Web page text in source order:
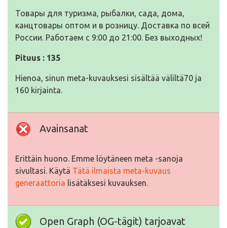
Товары для туризма, рыбалки, сада, дома,
канцтовары оптом и в розницу. Доставка по всей
России. Работаем с 9:00 до 21:00. Без выходных!
Pituus : 135
Hienoa, sinun meta-kuvauksesi sisältää väliltä70 ja
160 kirjainta.
Avainsanat
Erittäin huono. Emme löytäneen meta -sanoja
sivultasi. Käytä Tätä ilmaista meta-kuvaus
generaattoria lisätäksesi kuvauksen.
Open Graph (OG-tägit) tarjoavat